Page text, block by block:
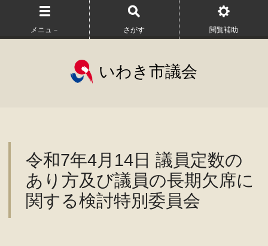
メニュ－ さがす 閲覧補助
いわき市議会
令和7年4月14日 議員定数の
あり方及び議員の長期欠席に
関する検討特別委員会